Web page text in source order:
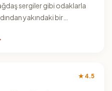
sergiler gibi odaklarla
yakındaki bir
★ 4.5